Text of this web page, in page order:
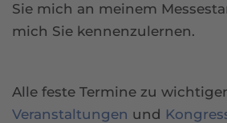
Sie mich an meinem
mich Sie kennenzulernen.
Alle feste Termine zu
Veranstaltungen und